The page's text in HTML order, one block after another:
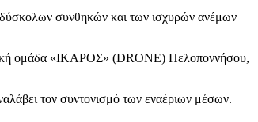
δύσκολων συνθηκών και των ισχυρών ανέμων
ομάδα «ΙΚΑΡΟΣ» (DRONE) Πελοποννήσου,
τον συντονισμό των εναέριων μέσων.